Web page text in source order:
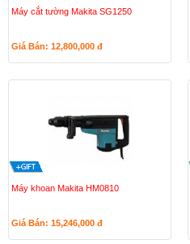
Máy cắt tường Makita SG1250
Giá Bán: 12,800,000 đ
Máy khoan Makita HM0810
Giá Bán: 15,246,000 đ